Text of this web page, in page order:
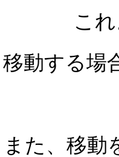
これ
移動する場
また、移動